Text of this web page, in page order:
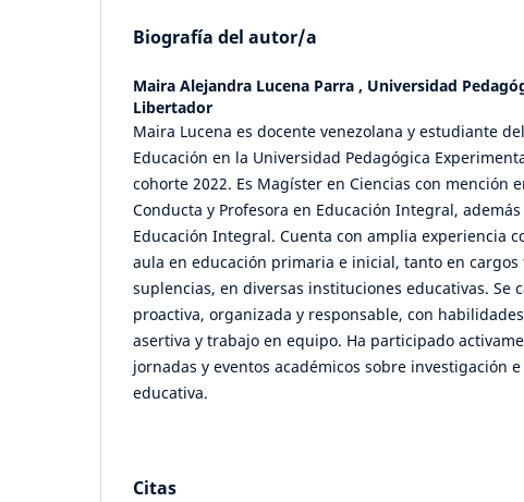
Biografía del autor/a
Maira Alejandra Lucena Parra , Universidad
Libertador
Maira Lucena es docente venezolana y estudiante
Educación en la Universidad Pedagógica
cohorte 2022. Es Magíster en Ciencias con mención
Conducta y Profesora en Educación Integral, además
Educación Integral. Cuenta con amplia experiencia
aula en educación primaria e inicial, tanto en cargos
suplencias, en diversas instituciones educativas. Se
proactiva, organizada y responsable, con
asertiva y trabajo en equipo. Ha participado
jornadas y eventos académicos sobre investigación
educativa.
Citas